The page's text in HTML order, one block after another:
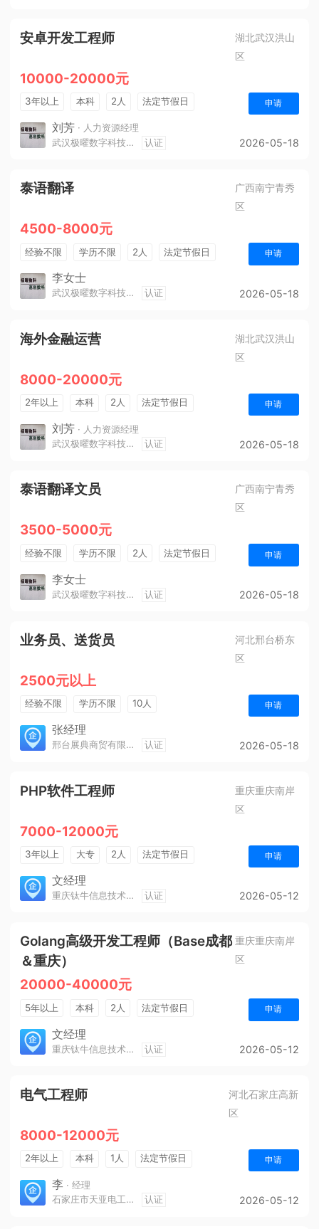
安卓开发工程师
湖北武汉洪山
区
10000-20000元
3年以上 本科 2人
法定节假日
奖励计划
节假日福利
申请
刘芳 · 人力资源经理
武汉极曜数字科技有限公司
认证 2026-05-18
泰语翻译
广西南宁青秀
区
4500-8000元
经验不限 学历不限 2人
法定节假日
五险
申请
李女士
武汉极曜数字科技有限公司 认证 2026-05-18
海外金融运营
湖北武汉洪山
区
8000-20000元
2年以上 本科 2人
法定节假日
休假制度
生日福利 节假日福利
申请
刘芳 · 人力资源经理
武汉极曜数字科技有限公司
认证 2026-05-18
泰语翻译文员
广西南宁青秀
区
3500-5000元
经验不限 学历不限 2人
法定节假日
五险
申请
李女士
武汉极曜数字科技有限公司 认证 2026-05-18
业务员、送货员
河北邢台桥东
区
2500元以上
经验不限 学历不限 10人 申请
张经理
邢台展典商贸有限公司 认证 2026-05-18
PHP软件工程师
重庆重庆南岸
区
7000-12000元
3年以上 大专 2人
法定节假日
休假制度
年终奖金
申请
文经理
重庆钛牛信息技术有限公司 认证 2026-05-12
Golang高级开发工程师（Base成都
＆重庆）
重庆重庆南岸
区
20000-40000元
5年以上 本科 2人
法定节假日
休假制度
年终奖金
申请
文经理
重庆钛牛信息技术有限公司 认证 2026-05-12
电气工程师
河北石家庄高新
区
8000-12000元
2年以上 本科 1人 法定节假日 申请
李 · 经理
石家庄市天亚电工电气有限责任公司
认证 2026-05-12